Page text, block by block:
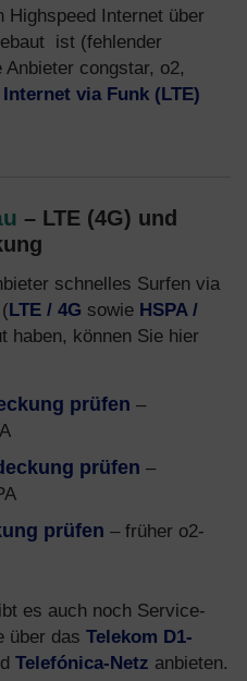
Highspeed Internet über
ist (fehlender
congstar, o2,
Internet via Funk (LTE)
– LTE (4G) und
schnelles Surfen via
LTE / 4G sowie HSPA /
haben, können Sie hier
prüfen –
prüfen –
prüfen – früher o2-
es auch noch Service-
über das Telekom D1-
Telefónica-Netz anbieten.